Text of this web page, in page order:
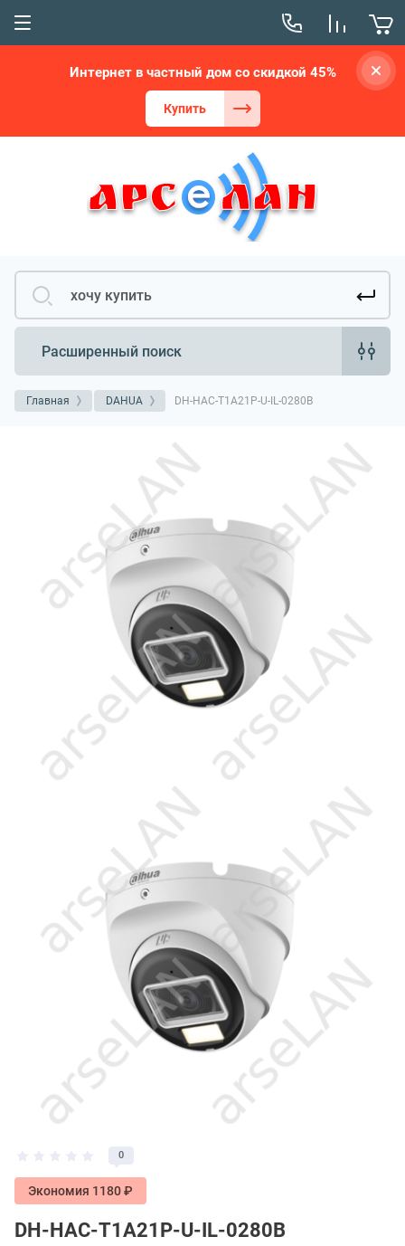
Интернет в частный дом со скидкой 45%
Купить
Расширенный поиск
Главная DAHUA DH-HAC-T1A21P-U-IL-0280B
0
Экономия 1180 ₽
DH-HAC-T1A21P-U-IL-0280B